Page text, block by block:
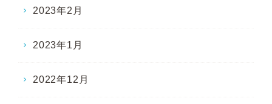
2023年2月
2023年1月
2022年12月